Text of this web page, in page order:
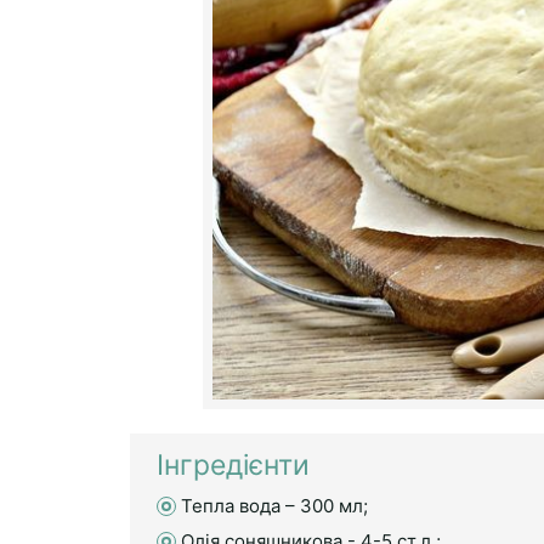
Інгредієнти
Тепла вода – 300 мл;